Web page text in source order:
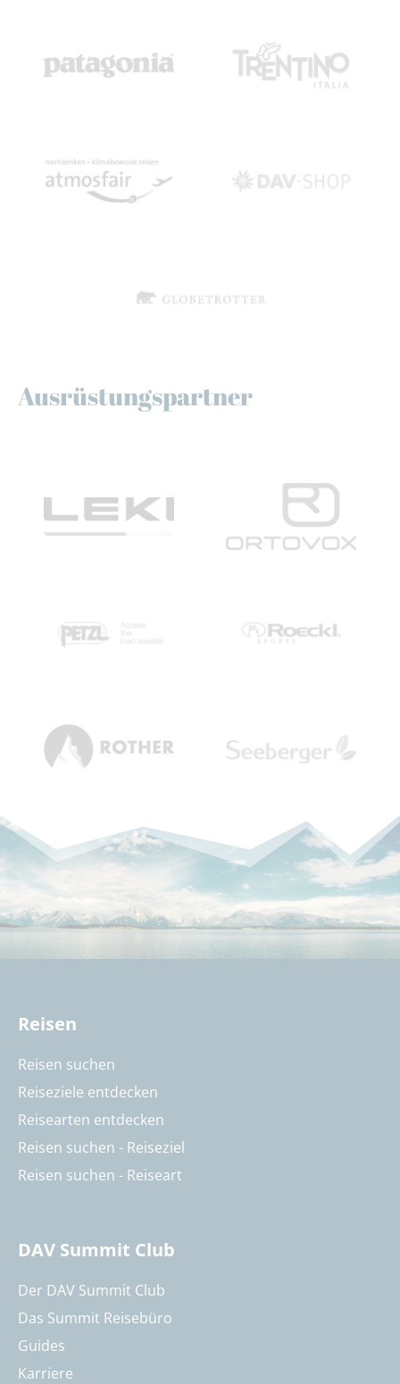
Ausrüstungspartner
Reisen
Reisen suchen
Reiseziele entdecken
Reisearten entdecken
Reisen suchen - Reiseziel
Reisen suchen - Reiseart
DAV Summit Club
Der DAV Summit Club
Das Summit Reisebüro
Guides
Karriere